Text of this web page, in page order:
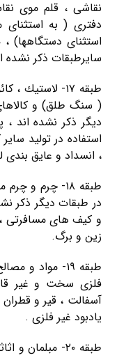
نقاشی ، قلم موی
دفتری ( به
استثنای دستگاهها)
سایرطبقات ذكر
طبقه ۱۷-
( سنگ طلق) و
دیگر ذكر نشده اند
استفاده در تولید
، انسداد و عایق بندی
طبقه ۱۸- چرم و
در طبقات دیگر ذكر
و كیف های مسافرتی ،
زین و برگ.
طبقه ۱۹- مواد
فلزی سخت و غیر
آسفالت ، قیر و
یادبود غیر فلزی .
طبقه ۲۰-